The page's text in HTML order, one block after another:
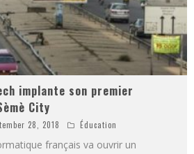
implante son premier
City
28, 2018 Éducation
français va ouvrir un